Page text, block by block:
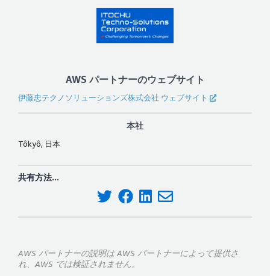
AWS パートナーのウェブサイト
伊藤忠テクノソリューションズ株式会社 ウェブサイト
本社
Tôkyô, 日本
共有方法...
AWS パートナーの説明は AWS パートナーによって提供さ
れ、AWS では検証されません。